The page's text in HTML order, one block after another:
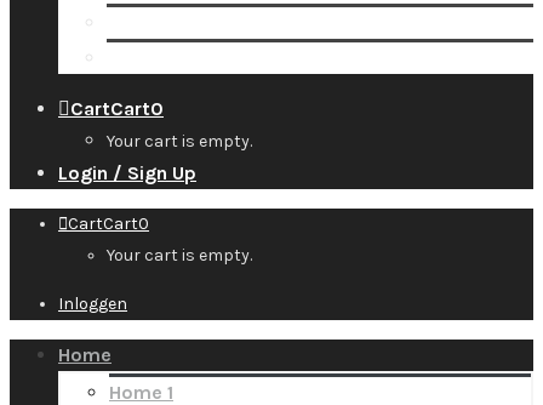
CartCart0
Your cart is empty.
Login / Sign Up
CartCart0
Your cart is empty.
Inloggen
Home
Home 1